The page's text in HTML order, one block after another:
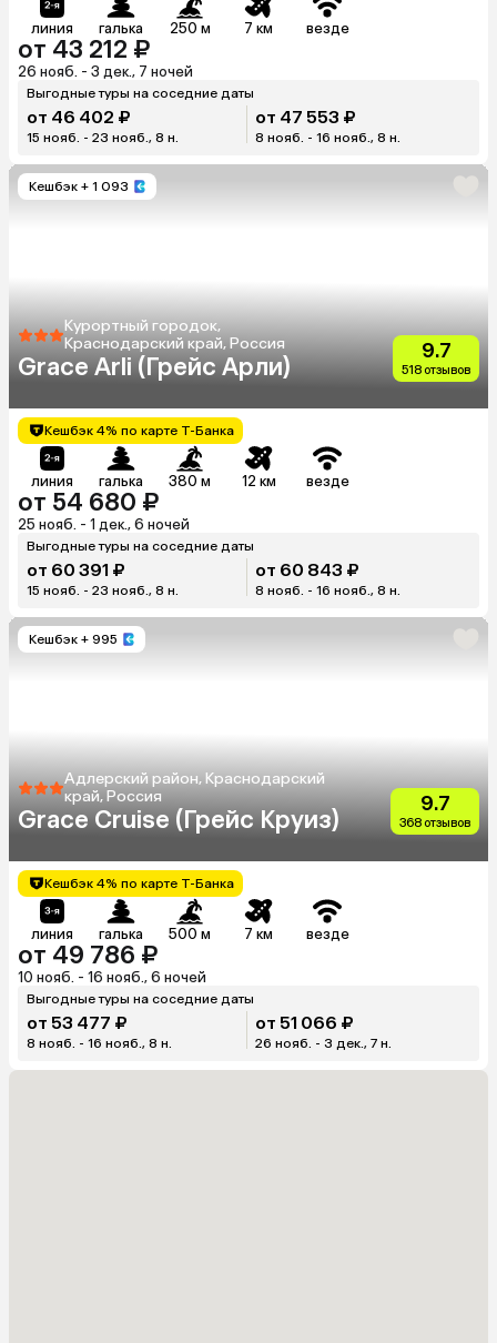
линия галька 250 м 7 км везде
от 43 212 ₽
26 нояб. - 3 дек., 7 ночей
Выгодные туры на соседние даты
от 46 402 ₽
15 нояб. - 23 нояб., 8 н.
от 47 553 ₽
8 нояб. - 16 нояб., 8 н.
Кешбэк + 1 093
Курортный городок,
Краснодарский край, Россия
Grace Arli (Грейс Арли)
9.7
518 отзывов
Кешбэк 4% по карте Т-Банка
линия галька 380 м 12 км везде
от 54 680 ₽
25 нояб. - 1 дек., 6 ночей
Выгодные туры на соседние даты
от 60 391 ₽
15 нояб. - 23 нояб., 8 н.
от 60 843 ₽
8 нояб. - 16 нояб., 8 н.
Кешбэк + 995
Адлерский район, Краснодарский
край, Россия
Grace Cruise (Грейс Круиз)
9.7
368 отзывов
Кешбэк 4% по карте Т-Банка
линия галька 500 м 7 км везде
от 49 786 ₽
10 нояб. - 16 нояб., 6 ночей
Выгодные туры на соседние даты
от 53 477 ₽
8 нояб. - 16 нояб., 8 н.
от 51 066 ₽
26 нояб. - 3 дек., 7 н.